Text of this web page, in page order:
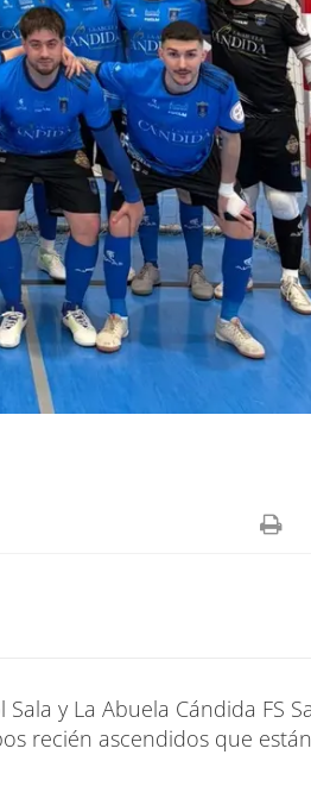
y La Abuela Cándida FS
recién ascendidos que están